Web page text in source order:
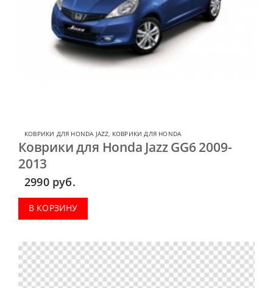
КОВРИКИ ДЛЯ HONDA JAZZ, КОВРИКИ ДЛЯ HONDA
Коврики для Honda Jazz GG6 2009-
2013
2990 руб.
В КОРЗИНУ